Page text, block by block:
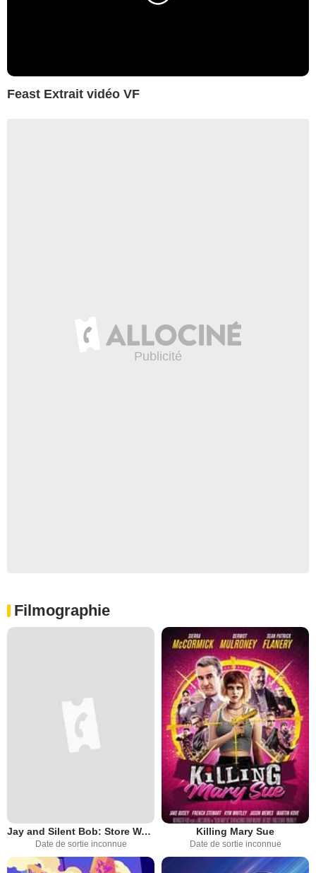
Feast Extrait vidéo VF
Filmographie
Jay and Silent Bob: Store Wars
Date de sortie inconnue
Killing Mary Sue
Date de sortie inconnue